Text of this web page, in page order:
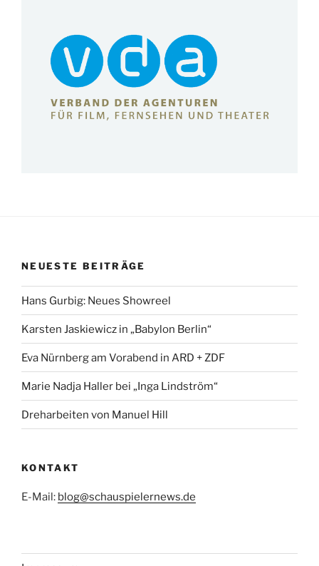
NEUESTE BEITRÄGE
Hans Gurbig: Neues Showreel
Karsten Jaskiewicz in „Babylon Berlin“
Eva Nürnberg am Vorabend in ARD + ZDF
Marie Nadja Haller bei „Inga Lindström“
Dreharbeiten von Manuel Hill
KONTAKT
E-Mail: blog@schauspielernews.de